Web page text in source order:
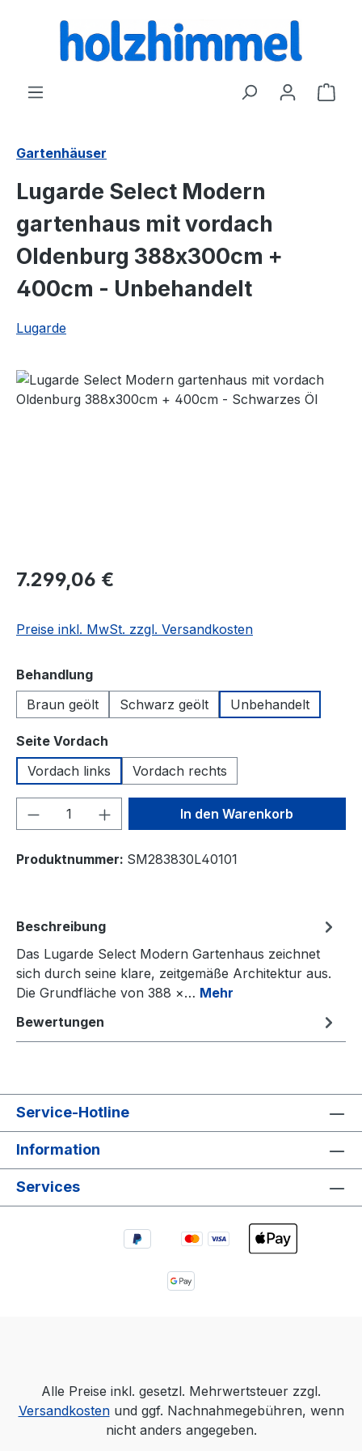
springen
Gartenhäuser
Lugarde Select Modern
gartenhaus mit vordach
Oldenburg 388x300cm +
400cm - Unbehandelt
Lugarde
Bildergalerie überspringen
7.299,06 €
Preise inkl. MwSt. zzgl. Versandkosten
Behandlungauswählen
Braun geölt
Schwarz geölt Unbehandelt
Seite Vordach
Vordach links
Vordach rechts
Produkt Anzahl: Gib denIn den Warenkorb
Produktnummer: SM283830L40101
Beschreibung
Das Lugarde Select Modern Gartenhaus zeichnet
sich durch seine klare, zeitgemäße Architektur aus.
Die Grundfläche von 388 ×… Mehr
Bewertungen
Service-Hotline
Information
Services
Alle Preise inkl. gesetzl. Mehrwertsteuer zzgl.
Versandkostenund ggf. Nachnahmegebühren, wenn
nicht anders angegeben.